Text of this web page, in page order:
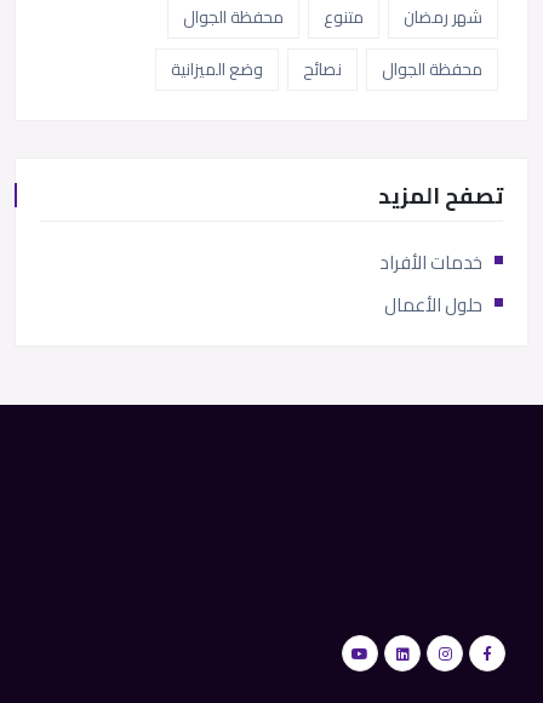
شهر رمضان
متنوع
محفظة الجوال
محفظة الجوال
نصائح وضع الميزانية
تصفح المزيد
خدمات الأفراد
حلول الأعمال